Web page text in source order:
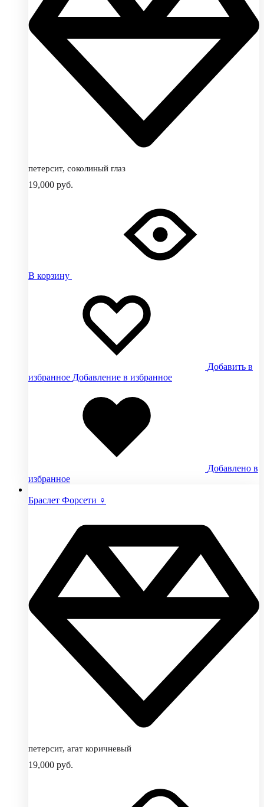
петерсит, соколиный глаз
19,000 руб.
В корзину
Добавить в
избранное Добавление в избранное
Добавлено в
избранное
Браслет Форсети ♀
петерсит, агат коричневый
19,000 руб.